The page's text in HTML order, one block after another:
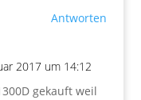
Antworten
2017 um 14:12
gekauft weil